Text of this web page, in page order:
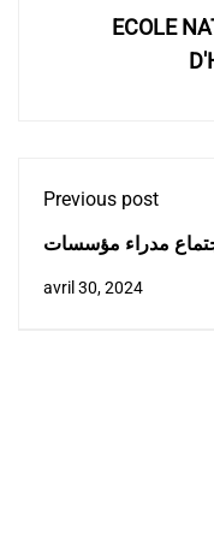
ECOLE
Previous post
مدراء مؤسسات
المخصص لتأسيس
avril 30, 2024